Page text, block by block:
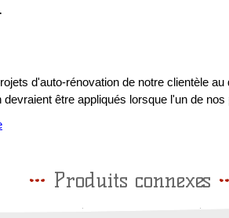
d'auto-rénovation de notre clientèle au
être appliqués lorsque l'un de
Produits connexes